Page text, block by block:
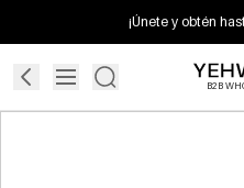
¡Únete y obtén
B2B